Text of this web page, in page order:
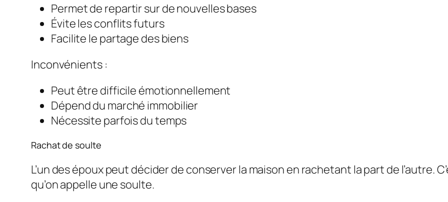
Permet de repartir sur de nouvelles bases
Évite les conflits futurs
Facilite le partage des biens
Inconvénients :
Peut être difficile émotionnellement
Dépend du marché immobilier
Nécessite parfois du temps
Rachat de soulte
L’un des époux peut décider de conserver la maison en rachetant la part de l’autre.
qu’on appelle une soulte.